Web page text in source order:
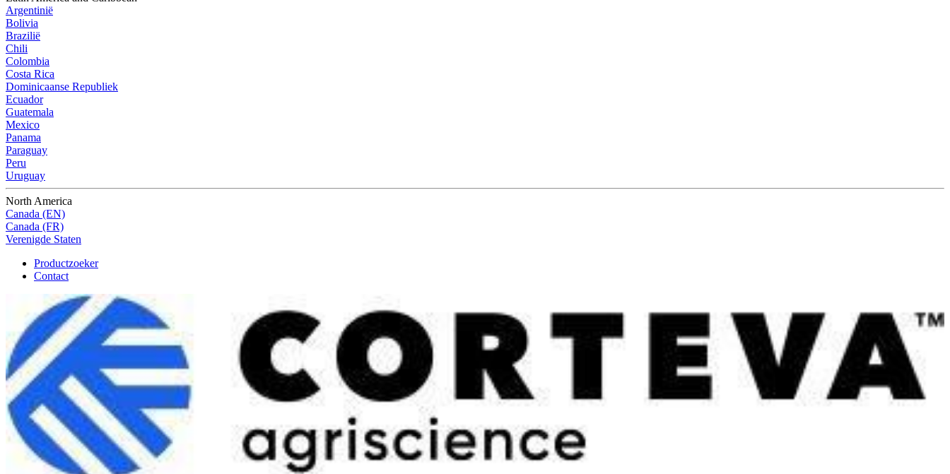
Argentinië
Bolivia
Brazilië
Chili
Colombia
Costa Rica
Dominicaanse Republiek
Ecuador
Guatemala
Mexico
Panama
Paraguay
Peru
Uruguay
North America
Canada (EN)
Canada (FR)
Verenigde Staten
Productzoeker
Contact